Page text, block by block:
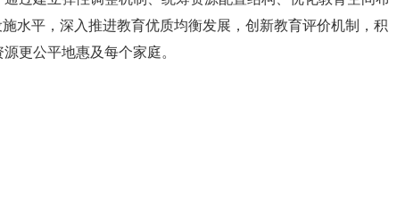
水平，深入推进教育优质均衡发展，创新教育评价机制，积
更公平地惠及每个家庭。